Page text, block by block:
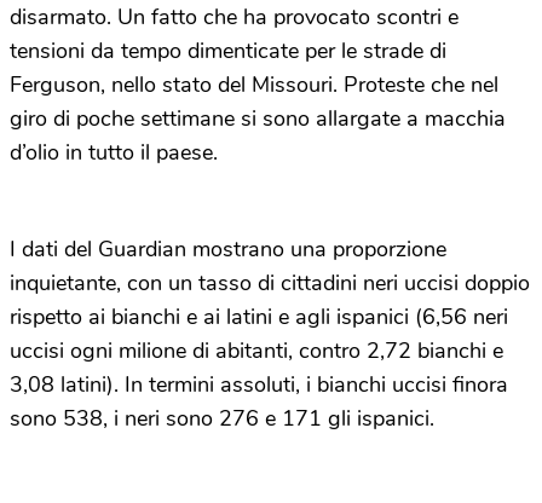
disarmato. Un fatto che ha provocato scontri e
tensioni da tempo dimenticate per le strade di
Ferguson, nello stato del Missouri. Proteste che nel
giro di poche settimane si sono allargate a macchia
d’olio in tutto il paese.
I dati del Guardian mostrano una proporzione
inquietante, con un tasso di cittadini neri uccisi doppio
rispetto ai bianchi e ai latini e agli ispanici (6,56 neri
uccisi ogni milione di abitanti, contro 2,72 bianchi e
3,08 latini). In termini assoluti, i bianchi uccisi finora
sono 538, i neri sono 276 e 171 gli ispanici.